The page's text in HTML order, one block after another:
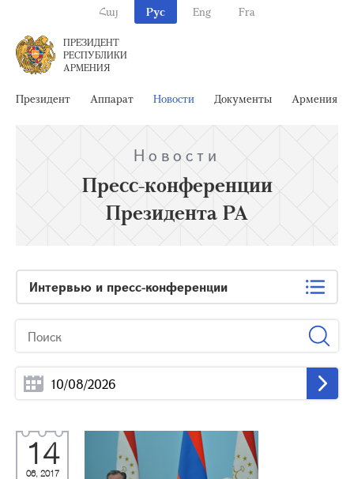
Հայ Рус Eng Fra
ПРЕЗИДЕНТ
РЕСПУБЛИКИ
АРМЕНИЯ
Президент Аппарат Новости Документы Армения
Новости
Пресс-конференции
Президента РА
Интервью и пресс-конференции
14
06, 2017